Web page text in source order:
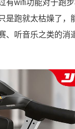
有wifi功能对于跑
是跑就太枯燥了，
、听音乐之类的消